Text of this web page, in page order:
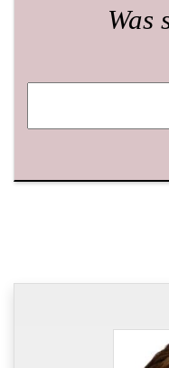
Was